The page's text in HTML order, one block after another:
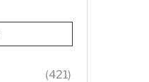
(421)